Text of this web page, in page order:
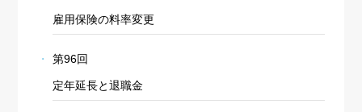
雇用保険の料率変更
第96回
定年延長と退職金